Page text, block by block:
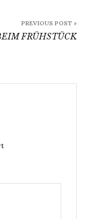
PREVIOUS POST »
FRÜHSTÜCK